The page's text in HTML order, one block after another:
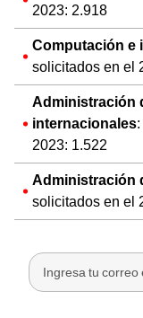
2023: 2.918
Computación e
solicitados en el
Administración
internacionales
2023: 1.522
Administración
solicitados en el